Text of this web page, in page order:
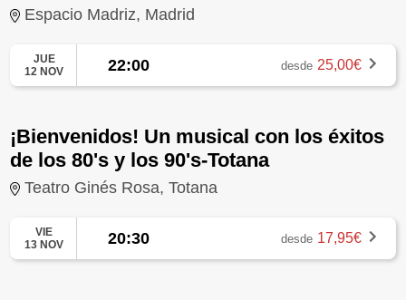
Espacio Madriz, Madrid
JUE
12 NOV
22:00 desde 25,00€
¡Bienvenidos! Un musical con los éxitos
de los 80's y los 90's-Totana
Teatro Ginés Rosa, Totana
VIE
13 NOV
20:30 desde 17,95€